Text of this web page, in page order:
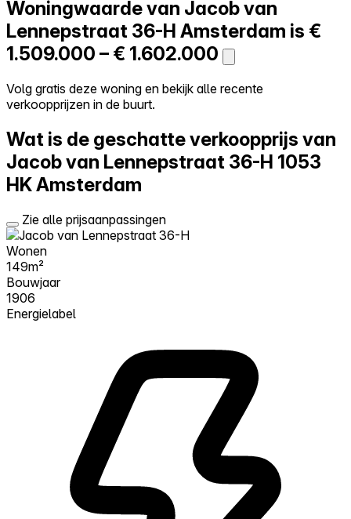
Zelf kopen
Alles-in-één
Reviews
Prijzen
Log in
Probeer Walter gratis
Woningwaarde van Jacob van
Lennepstraat 36-H Amsterdam is €
1.509.000 – € 1.602.000
Volg gratis deze woning en bekijk alle recente
verkoopprijzen in de buurt.
Wat is de geschatte verkoopprijs van
Jacob van Lennepstraat 36-H 1053
HK Amsterdam
Zie alle prijsaanpassingen
Wonen
149m²
Bouwjaar
1906
Energielabel